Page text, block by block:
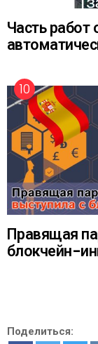
Часть
Правящая
блокчейн-
Поделиться: